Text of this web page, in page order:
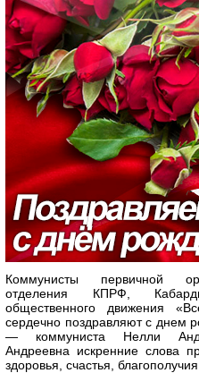
Коммунисты первичной
отделения КПРФ,
общественного движения
сердечно поздравляют с днем
— коммуниста Нелли
Андреевна искренние слова
здоровья, счастья,